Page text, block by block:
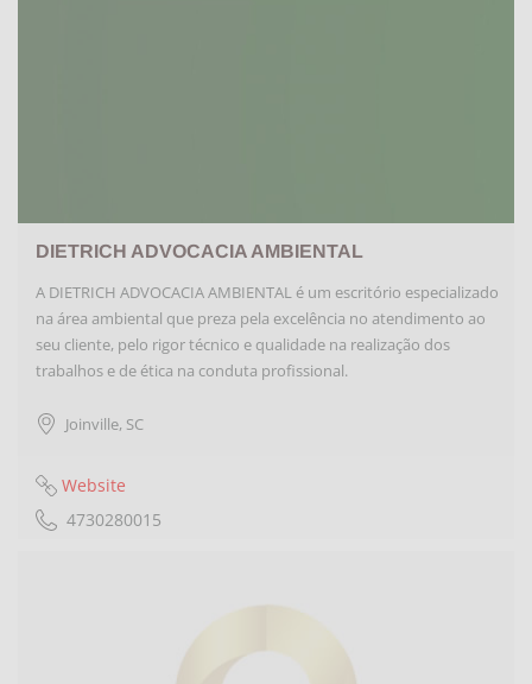
DIETRICH ADVOCACIA AMBIENTAL
A DIETRICH ADVOCACIA AMBIENTAL é um escritório especializado
na área ambiental que preza pela excelência no atendimento ao
seu cliente, pelo rigor técnico e qualidade na realização dos
trabalhos e de ética na conduta profissional.
Joinville, SC
Website
4730280015